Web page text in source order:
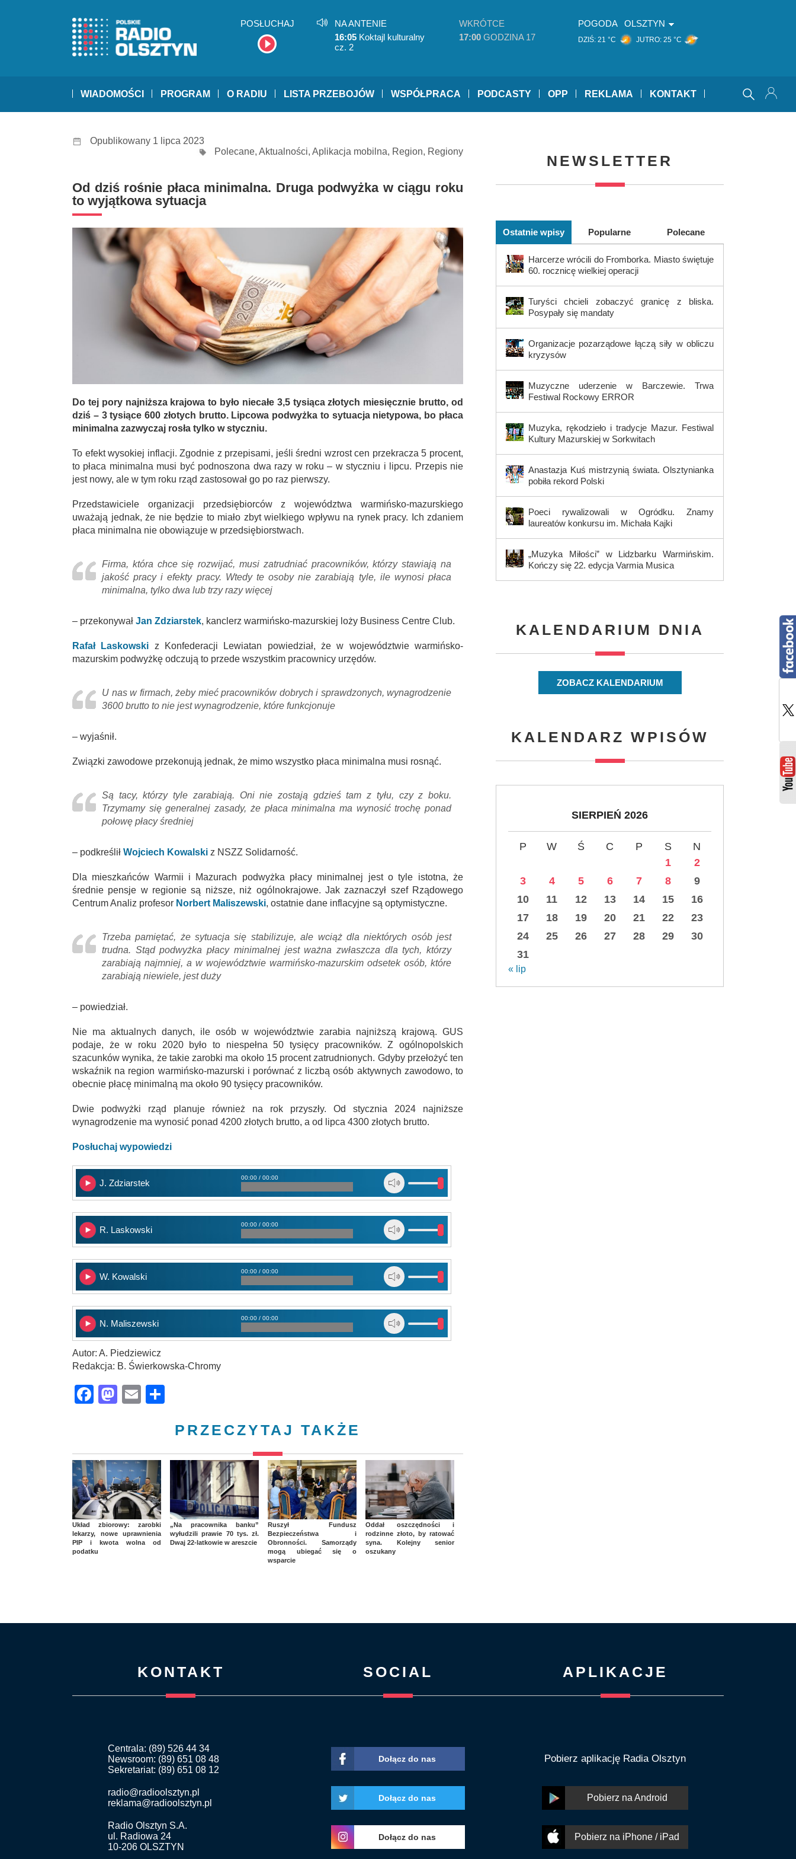
POSŁUCHAJ
NA ANTENIE
16:05 Koktajl kulturalny
cz. 2
WKRÓTCE
17:00 GODZINA 17
POGODA OLSZTYN
DZIŚ: 21 °C JUTRO: 25 °C
WIADOMOŚCI PROGRAM O RADIU LISTA PRZEBOJÓW WSPÓŁPRACA PODCASTY OPP REKLAMA KONTAKT
Opublikowany 1 lipca 2023
Polecane, Aktualności, Aplikacja mobilna, Region, Regiony
Od dziś rośnie płaca minimalna. Druga podwyżka w ciągu roku
to wyjątkowa sytuacja
Do tej pory najniższa krajowa to było niecałe 3,5 tysiąca złotych miesięcznie brutto, od
dziś – 3 tysiące 600 złotych brutto. Lipcowa podwyżka to sytuacja nietypowa, bo płaca
minimalna zazwyczaj rosła tylko w styczniu.
To efekt wysokiej inflacji. Zgodnie z przepisami, jeśli średni wzrost cen przekracza 5 procent,
to płaca minimalna musi być podnoszona dwa razy w roku – w styczniu i lipcu. Przepis nie
jest nowy, ale w tym roku rząd zastosował go po raz pierwszy.
Przedstawiciele organizacji przedsiębiorców z województwa warmińsko-mazurskiego
uważają jednak, że nie będzie to miało zbyt wielkiego wpływu na rynek pracy. Ich zdaniem
płaca minimalna nie obowiązuje w przedsiębiorstwach.
Firma, która chce się rozwijać, musi zatrudniać pracowników, którzy stawiają na
jakość pracy i efekty pracy. Wtedy te osoby nie zarabiają tyle, ile wynosi płaca
minimalna, tylko dwa lub trzy razy więcej
– przekonywał Jan Zdziarstek, kanclerz warmińsko-mazurskiej loży Business Centre Club.
Rafał Laskowski
z Konfederacji Lewiatan powiedział, że w województwie warmińsko-
mazurskim podwyżkę odczują to przede wszystkim pracownicy urzędów.
U nas w firmach, żeby mieć pracowników dobrych i sprawdzonych, wynagrodzenie
3600 brutto to nie jest wynagrodzenie, które funkcjonuje
– wyjaśnił.
Związki zawodowe przekonują jednak, że mimo wszystko płaca minimalna musi rosnąć.
Są tacy, którzy tyle zarabiają. Oni nie zostają gdzieś tam z tyłu, czy z boku.
Trzymamy się generalnej zasady, że płaca minimalna ma wynosić trochę ponad
połowę płacy średniej
– podkreślił Wojciech Kowalski z NSZZ Solidarność.
Dla mieszkańców Warmii i Mazurach podwyżka płacy minimalnej jest o tyle istotna, że
średnie pensje w regionie są niższe, niż ogólnokrajowe. Jak zaznaczył szef Rządowego
Centrum Analiz profesor Norbert Maliszewski, ostatnie dane inflacyjne są optymistyczne.
Trzeba pamiętać, że sytuacja się stabilizuje, ale wciąż dla niektórych osób jest
trudna. Stąd podwyżka płacy minimalnej jest ważna zwłaszcza dla tych, którzy
zarabiają najmniej, a w województwie warmińsko-mazurskim odsetek osób, które
zarabiają niewiele, jest duży
– powiedział.
Nie ma aktualnych danych, ile osób w województwie zarabia najniższą krajową. GUS
podaje, że w roku 2020 było to niespełna 50 tysięcy pracowników. Z ogólnopolskich
szacunków wynika, że takie zarobki ma około 15 procent zatrudnionych. Gdyby przełożyć ten
wskaźnik na region warmińsko-mazurski i porównać z liczbą osób aktywnych zawodowo, to
obecnie płacę minimalną ma około 90 tysięcy pracowników.
Dwie podwyżki rząd planuje również na rok przyszły. Od stycznia 2024 najniższe
wynagrodzenie ma wynosić ponad 4200 złotych brutto, a od lipca 4300 złotych brutto.
Posłuchaj wypowiedzi
J. Zdziarstek
00:00 / 00:00
R. Laskowski
00:00 / 00:00
W. Kowalski
00:00 / 00:00
N. Maliszewski
00:00 / 00:00
Autor: A. Piedziewicz
Redakcja: B. Świerkowska-Chromy
Facebook
Mastodon
Email
PRZECZYTAJ TAKŻE
Układ zbiorowy: zarobki
lekarzy, nowe uprawnienia
PIP i kwota wolna od
podatku
„Na pracownika banku”
wyłudzili prawie 70 tys. zł.
Dwaj 22-latkowie w areszcie
Ruszył Fundusz
Bezpieczeństwa i
Obronności. Samorządy
mogą ubiegać się o
wsparcie
Oddał oszczędności i
rodzinne złoto, by ratować
syna. Kolejny senior
oszukany
NEWSLETTER
Ostatnie wpisy Popularne Polecane
Harcerze wrócili do Fromborka. Miasto świętuje
60. rocznicę wielkiej operacji
Turyści chcieli zobaczyć granicę z bliska.
Posypały się mandaty
Organizacje pozarządowe łączą siły w obliczu
kryzysów
Muzyczne uderzenie w Barczewie. Trwa
Festiwal Rockowy ERROR
Muzyka, rękodzieło i tradycje Mazur. Festiwal
Kultury Mazurskiej w Sorkwitach
Anastazja Kuś mistrzynią świata. Olsztynianka
pobiła rekord Polski
Poeci rywalizowali w Ogródku. Znamy
laureatów konkursu im. Michała Kajki
„Muzyka Miłości” w Lidzbarku Warmińskim.
Kończy się 22. edycja Varmia Musica
KALENDARIUM DNIA
ZOBACZ KALENDARIUM
KALENDARZ WPISÓW
SIERPIEŃ 2026
P W Ś C P S
N
1
2
3
4 5 6 7 8
9
10
11 12 13 14 15
16
17
18 19 20 21 22
23
24
25 26 27 28 29
30
31
« lip
KONTAKT
Centrala: (89) 526 44 34
Newsroom: (89) 651 08 48
Sekretariat: (89) 651 08 12
radio@radioolsztyn.pl
reklama@radioolsztyn.pl
Radio Olsztyn S.A.
ul. Radiowa 24
10-206 OLSZTYN
SOCIAL
Dołącz do nas
Dołącz do nas
Dołącz do nas
APLIKACJE
Pobierz aplikację Radia Olsztyn
Pobierz na Android
Pobierz na iPhone / iPad